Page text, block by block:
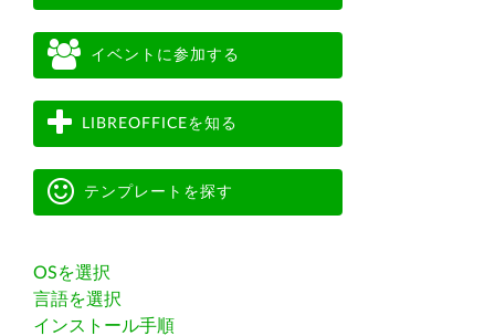
イベントに参加する
LIBREOFFICEを知る
テンプレートを探す
OSを選択
言語を選択
インストール手順